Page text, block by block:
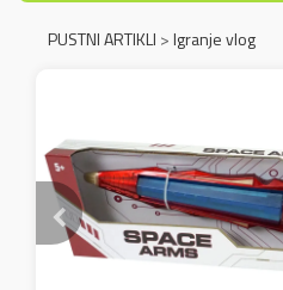
PUSTNI ARTIKLI >Igranje vlog